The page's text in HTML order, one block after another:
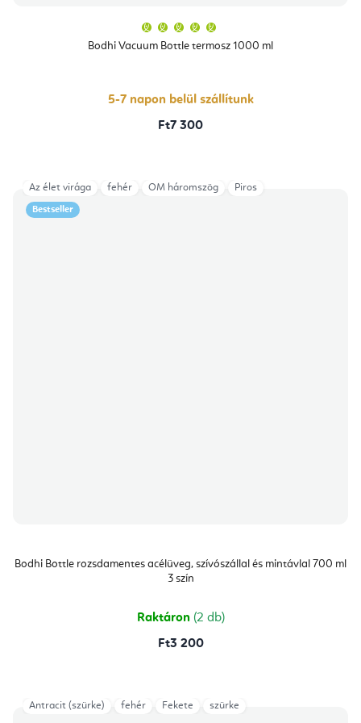
Bodhi Vacuum Bottle termosz 1000 ml
átlagos
értékelése
csillag.
5-7 napon belül szállítunk
Ft7 300
Bestseller
Bodhi Bottle rozsdamentes acélüveg, szívószállal és mintávlal 700 ml
3 szín
Raktáron (2 db)
Ft3 200
Az élet virága fehér OM háromszög Piros
Antracit (szürke) fehér Fekete szürke